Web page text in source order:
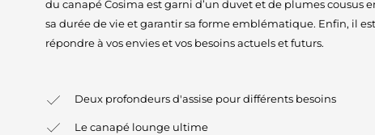
du canapé Cosima est garni d’un duvet et de plumes cousus
sa durée de vie et garantir sa forme emblématique. Enfin, il
répondre à vos envies et vos besoins actuels et futurs.
Deux profondeurs d'assise pour différents besoins
Le canapé lounge ultime